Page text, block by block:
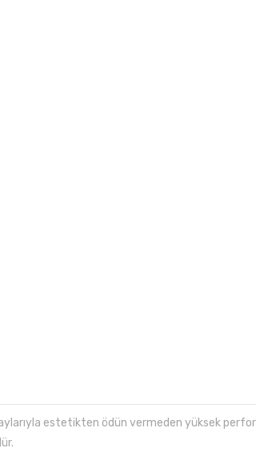
estetikten ödün vermeden yüksek